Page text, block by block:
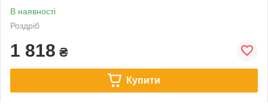
В наявності
Роздріб
1 818 ₴
Купити